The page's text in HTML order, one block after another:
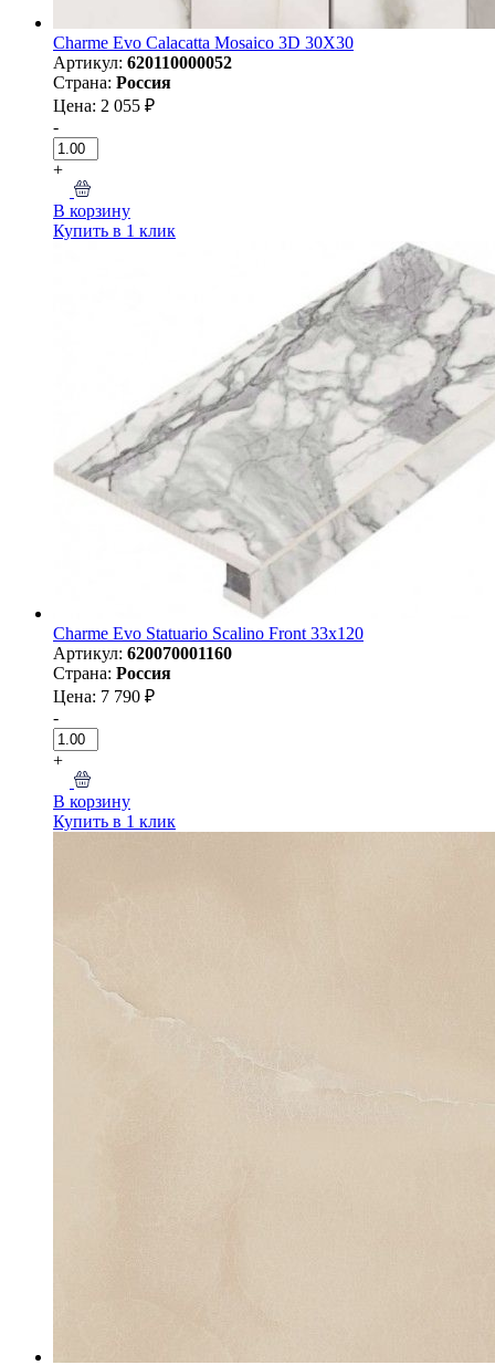
Charme Evo Calacatta Mosaico 3D 30X30
Артикул: 620110000052
Страна: Россия
Цена: 2 055 ₽
-
+
В корзину
Купить в 1 клик
Charme Evo Statuario Scalino Front 33x120
Артикул: 620070001160
Страна: Россия
Цена: 7 790 ₽
-
+
В корзину
Купить в 1 клик